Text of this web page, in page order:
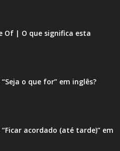
Of | O que significa esta
o que for” em inglês?
“Ficar acordado (até tarde)” em